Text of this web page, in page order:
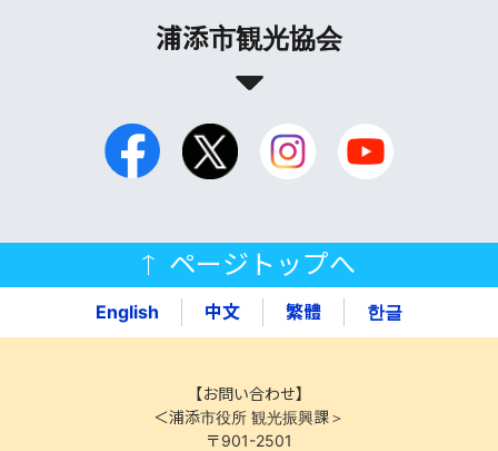
浦添市観光協会
ページトップへ
English 中文 繁體 한글
【お問い合わせ】
＜浦添市役所 観光振興課＞
〒901-2501